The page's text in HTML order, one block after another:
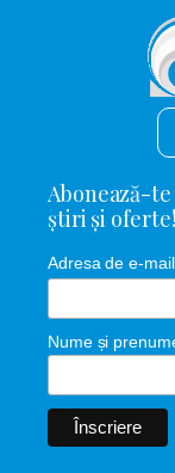
Abonează-
știri și oferte!
Adresa de e-
Nume și